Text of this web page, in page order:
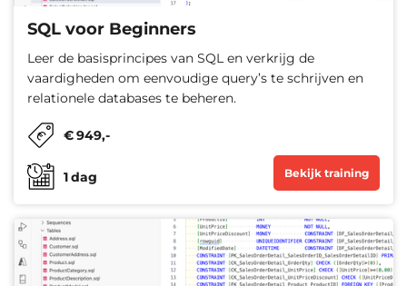
SQL voor Beginners
Leer de basisprincipes van SQL en verkrijg de
vaardigheden om eenvoudige query’s te schrijven en
relationele databases te beheren.
€949,-
1dag Bekijk training